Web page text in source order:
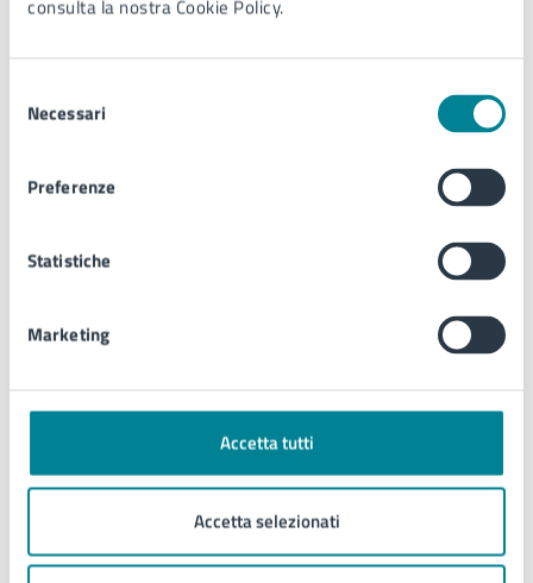
consulta la nostra Cookie Policy.
delNecessari
Preferenze
Statistiche
Marketing
Accetta tutti
Accetta selezionati
Contatti
Ufficio Informazioni e Accoglienza Turistica
(IAT)
: Evento culturale